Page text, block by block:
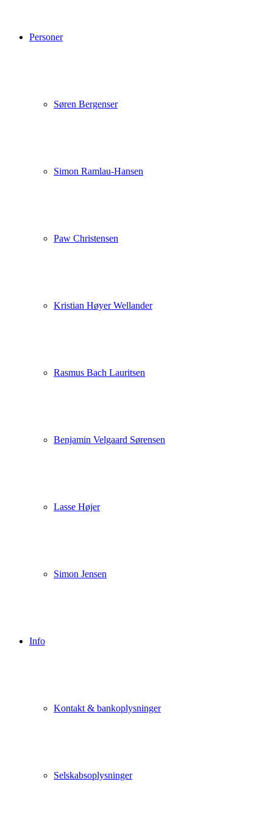
Personer
Søren Bergenser
Simon Ramlau-Hansen
Paw Christensen
Kristian Høyer Wellander
Rasmus Bach Lauritsen
Benjamin Velgaard Sørensen
Lasse Højer
Simon Jensen
Info
Kontakt & bankoplysninger
Selskabsoplysninger